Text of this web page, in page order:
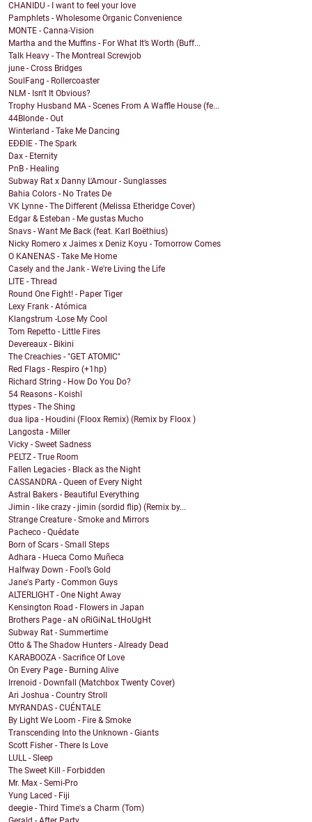
CHANIDU - I want to feel your love
Pamphlets - Wholesome Organic Convenience
MONTE - Canna-Vision
Martha and the Muffins - For What It’s Worth (Buff...
Talk Heavy - The Montreal Screwjob
june - Cross Bridges
SoulFang - Rollercoaster
NLM - Isn't It Obvious?
Trophy Husband MA - Scenes From A Waffle House (fe...
44Blonde - Out
Winterland - Take Me Dancing
EĐĐIE - The Spark
Dax - Eternity
PnB - Healing
Subway Rat x Danny L'Amour - Sunglasses
Bahia Colors - No Trates De
VK Lynne - The Different (Melissa Etheridge Cover)
Edgar & Esteban - Me gustas Mucho
Snavs - Want Me Back (feat. Karl Boëthius)
Nicky Romero x Jaimes x Deniz Koyu - Tomorrow Comes
O KANENAS - Take Me Home
Casely and the Jank - We're Living the Life
LITE - Thread
Round One Fight! - Paper Tiger
Lexy Frank - Atómica
Klangstrum -Lose My Cool
Tom Repetto - Little Fires
Devereaux - Bikini
The Creachies - "GET ATOMIC"
Red Flags - Respiro (+1hp)
Richard String - How Do You Do?
54 Reasons - Koishī
ttypes - The Shing
dua lipa - Houdini (Floox Remix) (Remix by Floox )
Langosta - Miller
Vicky - Sweet Sadness
PELTZ - True Room
Fallen Legacies - Black as the Night
CASSANDRA - Queen of Every Night
Astral Bakers - Beautiful Everything
Jimin - like crazy - jimin (sordid flip) (Remix by...
Strange Creature - Smoke and Mirrors
Pacheco - Quédate
Born of Scars - Small Steps
Adhara - Hueca Como Muñeca
Halfway Down - Fool’s Gold
Jane's Party - Common Guys
ALTERLIGHT - One Night Away
Kensington Road - Flowers in Japan
Brothers Page - aN oRiGiNaL tHoUgHt
Subway Rat - Summertime
Otto & The Shadow Hunters - Already Dead
KARABOOZA - Sacrifice Of Love
On Every Page - Burning Alive
Irrenoid - Downfall (Matchbox Twenty Cover)
Ari Joshua - Country Stroll
MYRANDAS - CUÉNTALE
By Light We Loom - Fire & Smoke
Transcending Into the Unknown - Giants
Scott Fisher - There Is Love
LULL - Sleep
The Sweet Kill - Forbidden
Mr. Max - Semi-Pro
Yung Laced - Fiji
deegie - Third Time's a Charm (Tom)